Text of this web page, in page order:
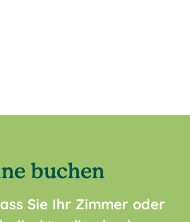
buchen
Sie Ihr Zimmer oder